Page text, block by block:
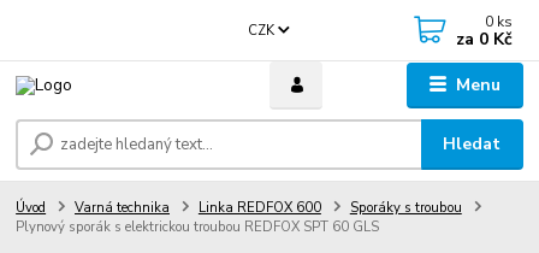
Menu
CZK
Hledat
0 ks
za 0 Kč
Úvod Varná technika Linka REDFOX 600
Sporáky s troubou
Plynový sporák s elektrickou troubou REDFOX SPT 60 GLS